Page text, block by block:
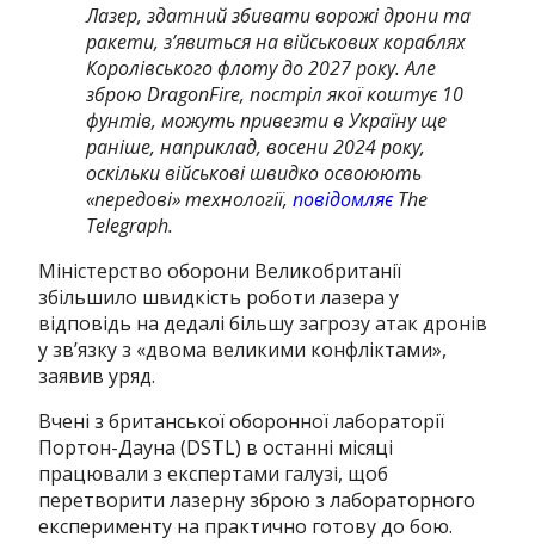
Лазер, здатний збивати ворожі дрони та
ракети, з’явиться на військових кораблях
Королівського флоту до 2027 року. Але
зброю DragonFire, постріл якої коштує 10
фунтів, можуть привезти в Україну ще
раніше, наприклад, восени 2024 року,
оскільки військові швидко освоюють
«передові» технології,повідомляєThe
Telegraph.
Міністерство оборони Великобританії
збільшило швидкість роботи лазера у
відповідь на дедалі більшу загрозу атак дронів
у зв’язку з «двома великими конфліктами»,
заявив уряд.
Вчені з британської оборонної лабораторії
Портон-Дауна (DSTL) в останні місяці
працювали з експертами галузі, щоб
перетворити лазерну зброю з лабораторного
експерименту на практично готову до бою.